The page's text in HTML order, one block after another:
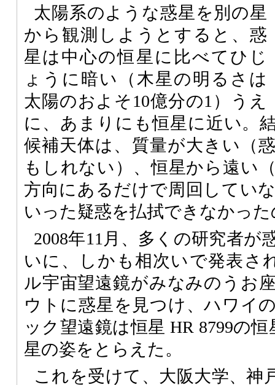
太陽系のような惑星を別の星
から観測しようとすると、惑
星は中心の恒星に比べてひじ
ょうに暗い（木星の明るさは
太陽のおよそ10億分の1）うえ
に、あまりにも恒星に近い。
候補天体は、質量が大きい（
もしれない）、恒星から遠い
方向にあるだけで周回してい
いった疑惑を払拭できなかっ
2008年11月、多くの研究者が
いに、しかも相次いで発表さ
ル宇宙望遠鏡がみなみのうお
ウトに惑星を見つけ、ハワイ
ック望遠鏡は恒星 HR 8799の
星の姿をとらえた。
これを受けて、大阪大学、神